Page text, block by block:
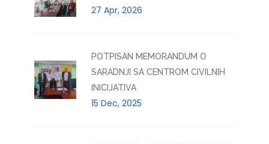
27 Apr, 2026
POTPISAN MEMORANDUM O
SARADNJI SA CENTROM CIVILNIH
INICIJATIVA
15 Dec, 2025